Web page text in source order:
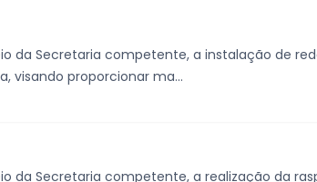
da Secretaria competente, a instalação de
visando proporcionar ma...
da Secretaria competente, a realização da